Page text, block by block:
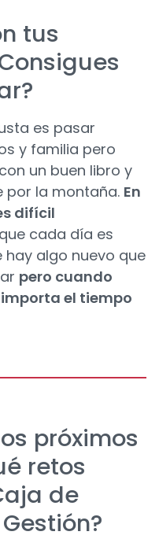
tus
es pasar
y familia pero
un buen libro y
por la montaña. En
difícil
cada día es
algo nuevo que
pero cuando
el tiempo
próximos
retos
de